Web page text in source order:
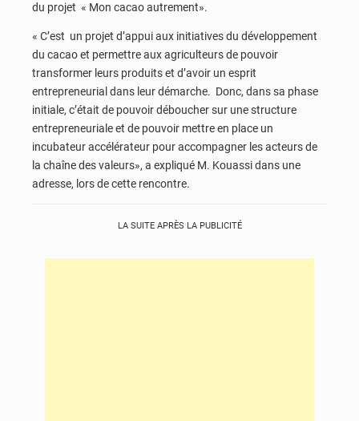
du projet « Mon cacao autrement».
« C’est un projet d’appui aux initiatives du développement
du cacao et permettre aux agriculteurs de pouvoir
transformer leurs produits et d’avoir un esprit
entrepreneurial dans leur démarche. Donc, dans sa phase
initiale, c’était de pouvoir déboucher sur une structure
entrepreneuriale et de pouvoir mettre en place un
incubateur accélérateur pour accompagner les acteurs de
la chaîne des valeurs», a expliqué M. Kouassi dans une
adresse, lors de cette rencontre.
LA SUITE APRÈS LA PUBLICITÉ